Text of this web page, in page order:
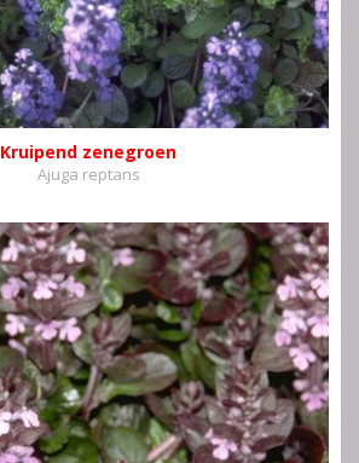
Kruipend zenegroen
Ajuga reptans